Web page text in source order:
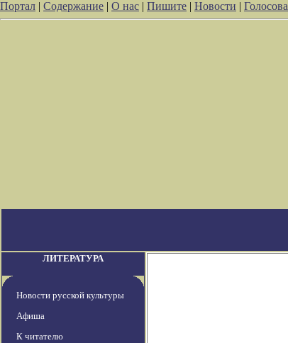
Портал | Содержание | О нас | Пишите | Новости |
ЛИТЕРАТУРА
Новости русской культуры
Афиша
К читателю